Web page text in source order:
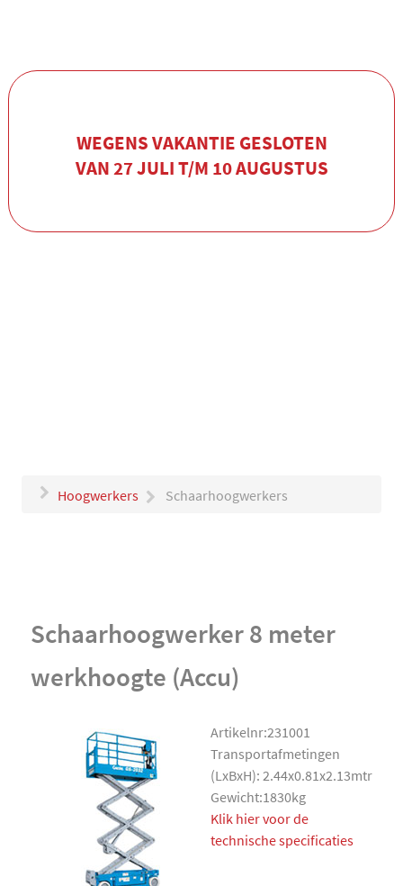
WEGENS VAKANTIE GESLOTEN
VAN 27 JULI T/M 10 AUGUSTUS
Hoogwerkers Schaarhoogwerkers
Schaarhoogwerker 8 meter
werkhoogte (Accu)
Artikelnr:231001
Transportafmetingen
(LxBxH): 2.44x0.81x2.13mtr
Gewicht:1830kg
Klik hier voor de
technische specificaties